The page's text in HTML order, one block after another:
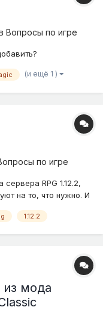
Вопросы по игре
(и ещё 1 )
по игре
RPG 1.12.2,
на то, что нужно. И
1.12.2
мода